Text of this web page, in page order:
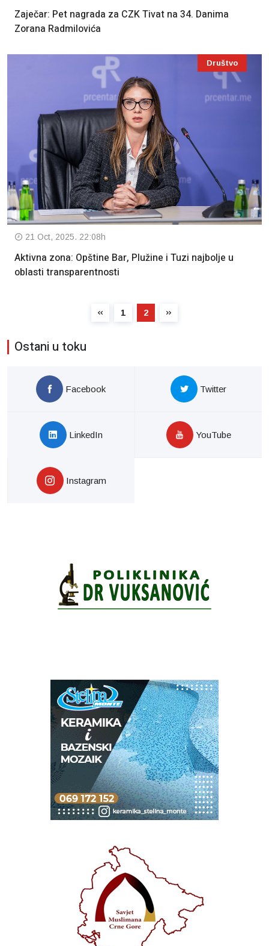
Zaječar: Pet nagrada za CZK Tivat na 34. Danima
Zorana Radmilovića
Društvo
21 Oct, 2025. 22:08h
Aktivna zona: Opštine Bar, Plužine i Tuzi najbolje u
oblasti transparentnosti
1 2
Ostani u toku
Facebook Twitter
LinkedIn YouTube
Instagram